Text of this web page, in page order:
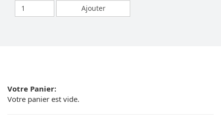
Votre Panier:
Votre panier est vide.